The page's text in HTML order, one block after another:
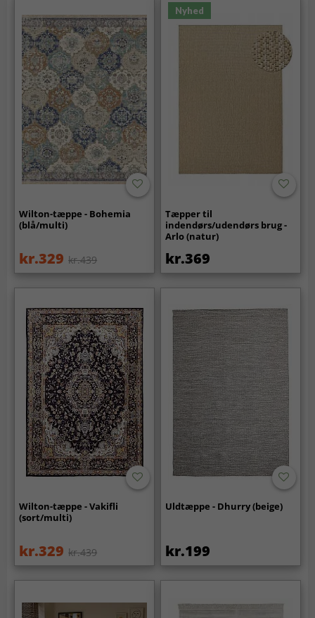
Wilton-tæppe - Bohemia
(blå/multi)
kr.329 kr.439
Nyhed
Tæpper til
indendørs/udendørs brug -
Arlo (natur)
kr.369
Wilton-tæppe - Vakifli
(sort/multi)
kr.329 kr.439
Uldtæppe - Dhurry (beige)
kr.199